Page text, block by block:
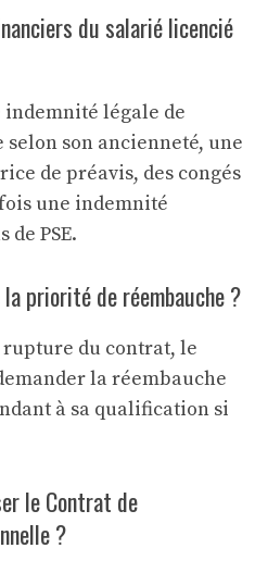
du salarié licencié
légale de
son ancienneté, une
de préavis, des congés
une indemnité
PSE.
priorité de réembauche ?
du contrat, le
la réembauche
à sa qualification si
le Contrat de
?